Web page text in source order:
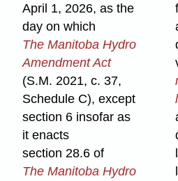
April 1, 2026, as the
day on which
The Manitoba Hydro
Amendment Act
(S.M. 2021, c. 37,
Schedule C), except
section 6 insofar as
it enacts
section 28.6 of
The Manitoba Hydro